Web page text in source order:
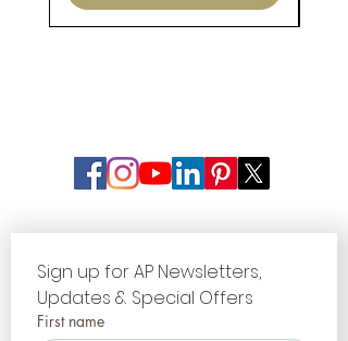
Sign up for AP Newsletters,
Updates & Special Offers
First name